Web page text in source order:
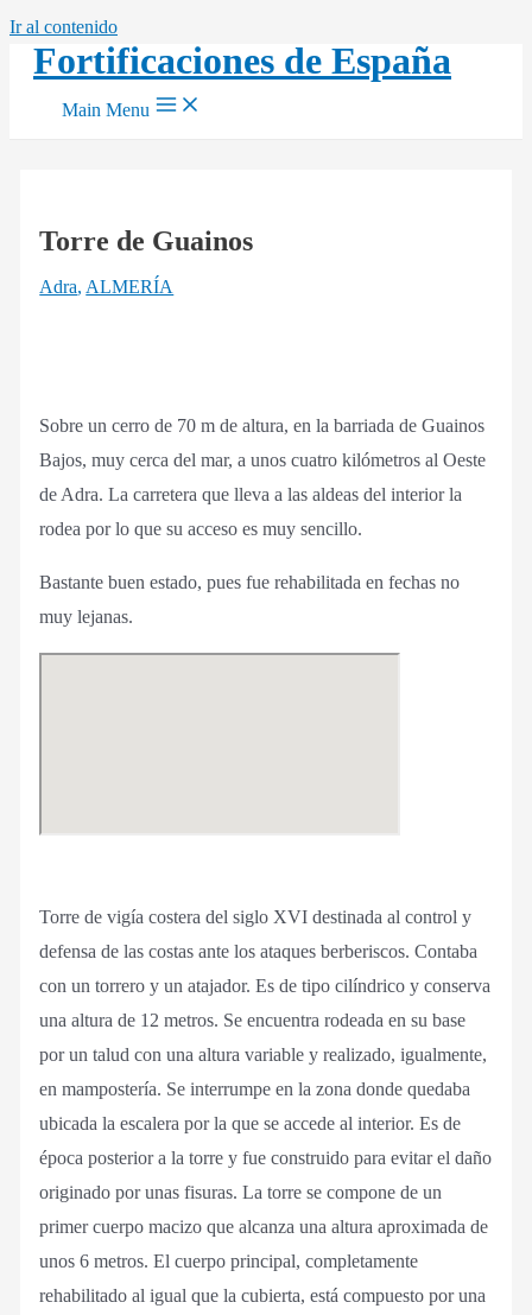
Ir al contenido
Fortificaciones de España
Main Menu
Torre de Guainos
Adra,ALMERÍA
Sobre un cerro de 70 m de altura, en la barriada de Guainos
Bajos, muy cerca del mar, a unos cuatro kilómetros al Oeste
de Adra. La carretera que lleva a las aldeas del interior la
rodea por lo que su acceso es muy sencillo.
Bastante buen estado, pues fue rehabilitada en fechas no
muy lejanas.
Torre de vigía costera del siglo XVI destinada al control y
defensa de las costas ante los ataques berberiscos. Contaba
con un torrero y un atajador. Es de tipo cilíndrico y conserva
una altura de 12 metros. Se encuentra rodeada en su base
por un talud con una altura variable y realizado, igualmente,
en mampostería. Se interrumpe en la zona donde quedaba
ubicada la escalera por la que se accede al interior. Es de
época posterior a la torre y fue construido para evitar el daño
originado por unas fisuras. La torre se compone de un
primer cuerpo macizo que alcanza una altura aproximada de
unos 6 metros. El cuerpo principal, completamente
rehabilitado al igual que la cubierta, está compuesto por una